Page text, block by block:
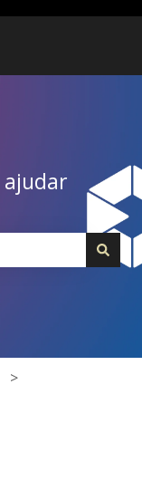
ajudar